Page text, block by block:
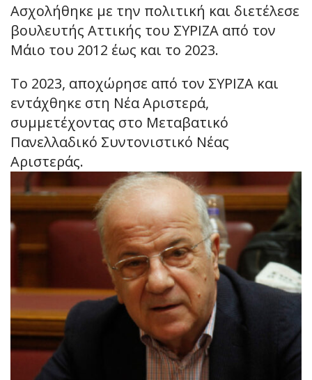
Ασχολήθηκε με την πολιτική και διετέλεσε
βουλευτής Αττικής του ΣΥΡΙΖΑ από τον
Μάιο του 2012 έως και το 2023.
Το 2023, αποχώρησε από τον ΣΥΡΙΖΑ και
εντάχθηκε στη Νέα Αριστερά,
συμμετέχοντας στο Μεταβατικό
Πανελλαδικό Συντονιστικό Νέας
Αριστεράς.